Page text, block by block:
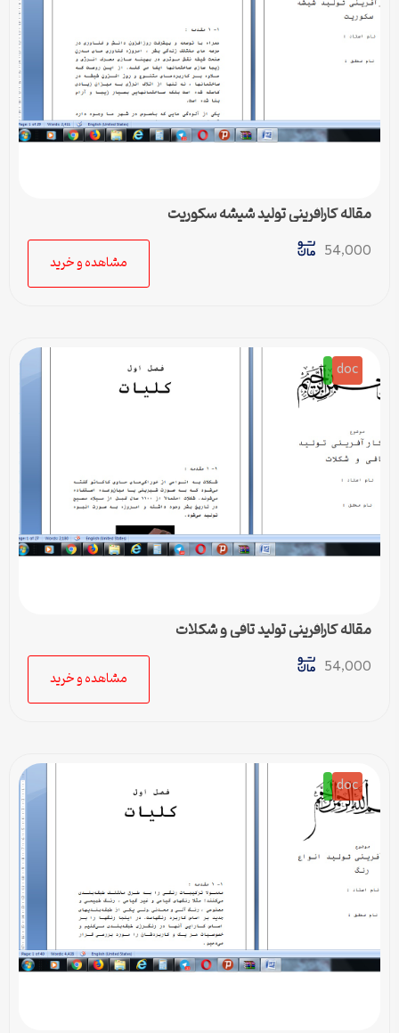
مقاله کارافرینی تولید شیشه سکوریت
54,000
مشاهده و خرید
doc
مقاله کارافرینی تولید تافی و شکلات
54,000
مشاهده و خرید
doc